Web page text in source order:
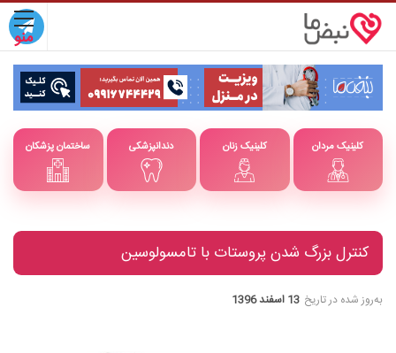
ساختمان پزشکان دندانپزشکی کلینیک زنان کلینیک مردان
کنترل بزرگ شدن پروستات با تامسولوسین
به‌روز شده در تاریخ 13 اسفند 1396